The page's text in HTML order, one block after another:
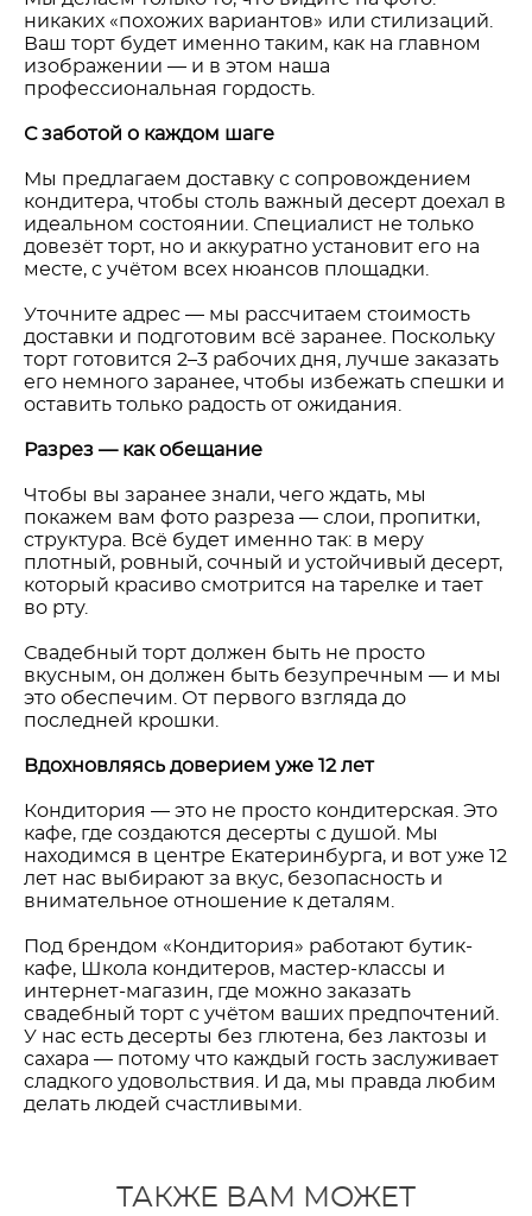
никаких «похожих вариантов» или стилизаций.
Ваш торт будет именно таким, как на главном
изображении — и в этом наша
профессиональная гордость.
С заботой о каждом шаге
Мы предлагаем доставку с сопровождением
кондитера, чтобы столь важный десерт доехал в
идеальном состоянии. Специалист не только
довезёт торт, но и аккуратно установит его на
месте, с учётом всех нюансов площадки.
Уточните адрес — мы рассчитаем стоимость
доставки и подготовим всё заранее. Поскольку
торт готовится 2–3 рабочих дня, лучше заказать
его немного заранее, чтобы избежать спешки и
оставить только радость от ожидания.
Разрез — как обещание
Чтобы вы заранее знали, чего ждать, мы
покажем вам фото разреза — слои, пропитки,
структура. Всё будет именно так: в меру
плотный, ровный, сочный и устойчивый десерт,
который красиво смотрится на тарелке и тает
во рту.
Свадебный торт должен быть не просто
вкусным, он должен быть безупречным — и мы
это обеспечим. От первого взгляда до
последней крошки.
Вдохновляясь доверием уже 12 лет
Кондитория — это не просто кондитерская. Это
кафе, где создаются десерты с душой. Мы
находимся в центре Екатеринбурга, и вот уже 12
лет нас выбирают за вкус, безопасность и
внимательное отношение к деталям.
Под брендом «Кондитория» работают бутик-
кафе, Школа кондитеров, мастер-классы и
интернет-магазин, где можно заказать
свадебный торт с учётом ваших предпочтений.
У нас есть десерты без глютена, без лактозы и
сахара — потому что каждый гость заслуживает
сладкого удовольствия. И да, мы правда любим
делать людей счастливыми.
ТАКЖЕ ВАМ МОЖЕТ